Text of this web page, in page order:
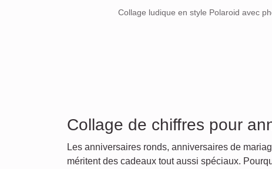
Collage ludique en style Polaroid avec
Collage de chiffres pour
Les anniversaires ronds, anniversaires de
méritent des cadeaux tout aussi spéciaux.